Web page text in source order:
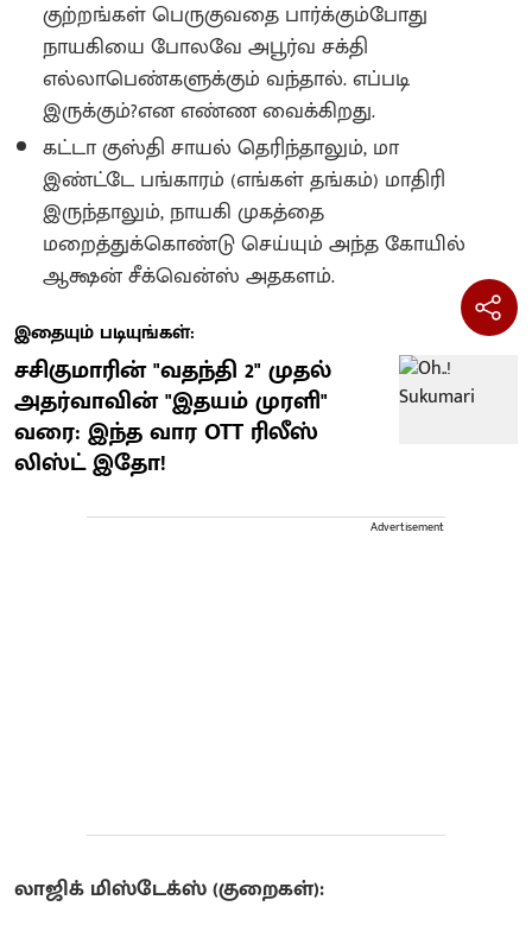
குற்றங்கள் பெருகுவதை பார்க்கும்போது
நாயகியை போலவே அபூர்வ சக்தி
எல்லாபெண்களுக்கும் வந்தால். எப்படி
இருக்கும்?என எண்ண வைக்கிறது.
கட்டா குஸ்தி சாயல் தெரிந்தாலும், மா
இண்ட்டே பங்காரம் (எங்கள் தங்கம்) மாதிரி
இருந்தாலும், நாயகி முகத்தை
மறைத்துக்கொண்டு செய்யும் அந்த கோயில்
ஆக்ஷன் சீக்வென்ஸ் அதகளம்.
இதையும் படியுங்கள்:
சசிகுமாரின் "வதந்தி 2" முதல்
அதர்வாவின் "இதயம் முரளி"
வரை: இந்த வார OTT ரிலீஸ்
லிஸ்ட் இதோ!
Advertisement
லாஜிக் மிஸ்டேக்ஸ் (குறைகள்):